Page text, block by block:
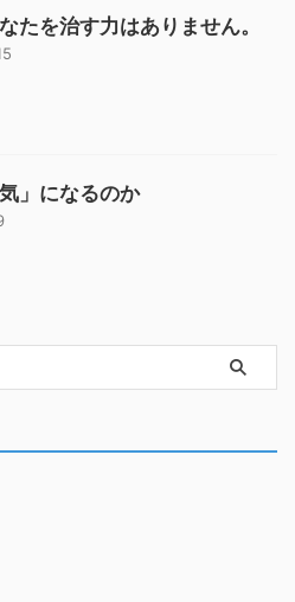
たを治す力はありません。
」になるのか